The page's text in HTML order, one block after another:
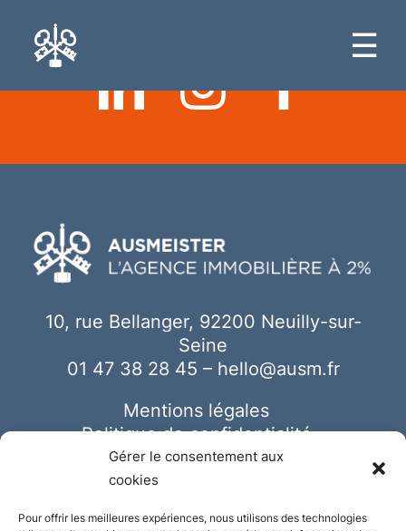
Gérer le consentement aux
cookies
Pour offrir les meilleures expériences, nous utilisons des technologies
☰
10, rue Bellanger, 92200 Neuilly-sur-
Seine
01 47 38 28 45 – hello@ausm.fr
Mentions légales
Politique de confidentialité
Cookies